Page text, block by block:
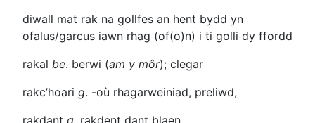
diwall mat rak na gollfes an hent bydd yn
ofalus/garcus iawn rhag (of(o)n) i ti golli dy ffordd
rakal be. berwi (am y môr); clegar
rakc’hoari g. -où rhagarweiniad, preliwd,